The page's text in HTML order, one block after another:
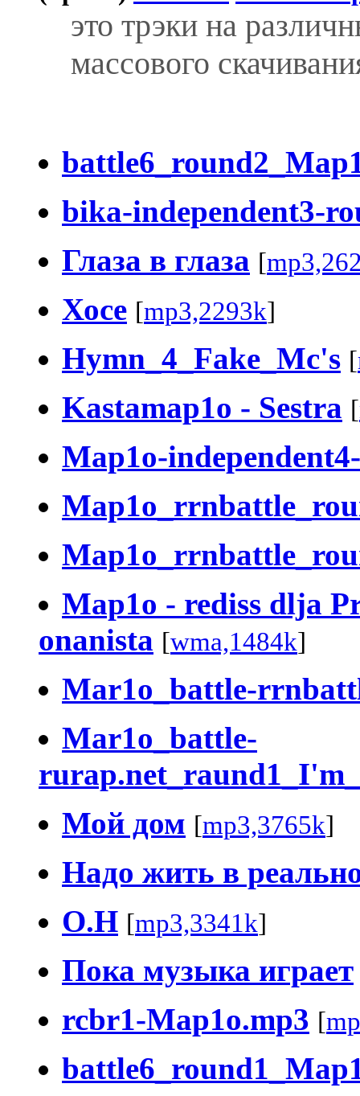
это трэки на
массового
bika-independent3-
Глаза в глаза [
Хосе [mp3,2293k]
Hymn_4_Fake_Mc's [
Kastamap1o - Sestra [
Map1o-
Map1o - rediss dlja
onanista [wma,1484k]
Mar1o_battle-
Mar1o_battle-
Мой дом [mp3,3765k]
Надо жить в
О.Н [mp3,3341k]
Пока музыка играет
rcbr1-Map1o.mp3 [